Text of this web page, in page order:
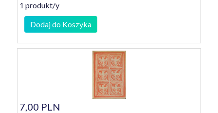
1 produkt/y
Dodaj do Koszyka
7,00 PLN